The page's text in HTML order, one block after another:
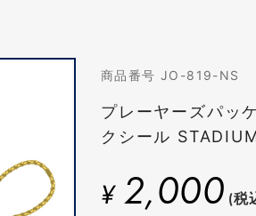
商品番号 JO-819-NS
プレーヤーズパッ
クシール
¥ 2,000 (税